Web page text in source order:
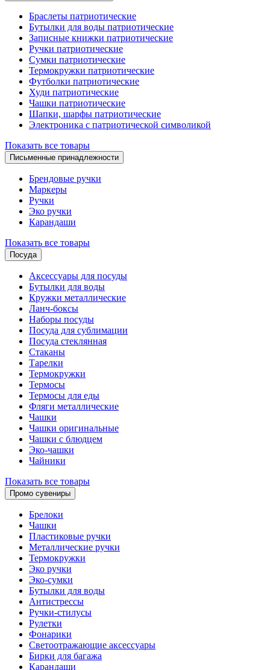
Браслеты патриотические
Бутылки для воды патриотические
Записные книжки патриотические
Ручки патриотические
Сумки патриотические
Термокружки патриотические
Футболки патриотические
Худи патриотические
Чашки патриотические
Шапки, шарфы патриотические
Электроника с патриотической символикой
Показать все товары
Письменные принадлежности
Брендовые ручки
Маркеры
Ручки
Эко ручки
Карандаши
Показать все товары
Посуда
Аксессуары для посуды
Бутылки для воды
Кружки металлические
Ланч-боксы
Наборы посуды
Посуда для сублимации
Посуда стеклянная
Стаканы
Тарелки
Термокружки
Термосы
Термосы для еды
Фляги металлические
Чашки
Чашки оригинальные
Чашки с блюдцем
Эко-чашки
Чайники
Показать все товары
Промо сувениры
Брелоки
Чашки
Пластиковые ручки
Металлические ручки
Термокружки
Эко ручки
Эко-сумки
Бутылки для воды
Антистрессы
Ручки-стилусы
Рулетки
Фонарики
Светоотражающие аксессуары
Бирки для багажа
Карандаши